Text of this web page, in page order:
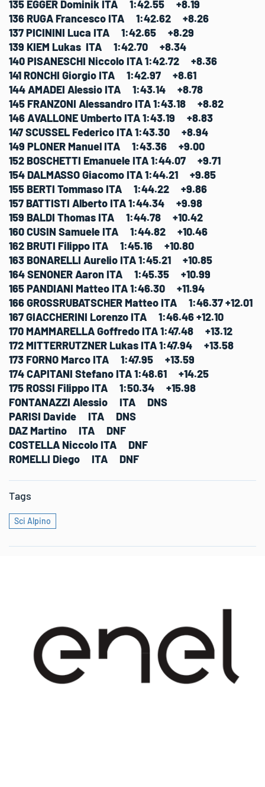
135 EGGER Dominik ITA 1:42.55 +8.19
136 RUGA Francesco ITA 1:42.62 +8.26
137 PICININI Luca ITA 1:42.65 +8.29
139 KIEM Lukas ITA 1:42.70 +8.34
140 PISANESCHI Niccolo ITA 1:42.72 +8.36
141 RONCHI Giorgio ITA 1:42.97 +8.61
144 AMADEI Alessio ITA 1:43.14 +8.78
145 FRANZONI Alessandro ITA 1:43.18 +8.82
146 AVALLONE Umberto ITA 1:43.19 +8.83
147 SCUSSEL Federico ITA 1:43.30 +8.94
149 PLONER Manuel ITA 1:43.36 +9.00
152 BOSCHETTI Emanuele ITA 1:44.07 +9.71
154 DALMASSO Giacomo ITA 1:44.21 +9.85
155 BERTI Tommaso ITA 1:44.22 +9.86
157 BATTISTI Alberto ITA 1:44.34 +9.98
159 BALDI Thomas ITA 1:44.78 +10.42
160 CUSIN Samuele ITA 1:44.82 +10.46
162 BRUTI Filippo ITA 1:45.16 +10.80
163 BONARELLI Aurelio ITA 1:45.21 +10.85
164 SENONER Aaron ITA 1:45.35 +10.99
165 PANDIANI Matteo ITA 1:46.30 +11.94
166 GROSSRUBATSCHER Matteo ITA 1:46.37 +12.01
167 GIACCHERINI Lorenzo ITA 1:46.46 +12.10
170 MAMMARELLA Goffredo ITA 1:47.48 +13.12
172 MITTERRUTZNER Lukas ITA 1:47.94 +13.58
173 FORNO Marco ITA 1:47.95 +13.59
174 CAPITANI Stefano ITA 1:48.61 +14.25
175 ROSSI Filippo ITA 1:50.34 +15.98
FONTANAZZI Alessio ITA DNS
PARISI Davide ITA DNS
DAZ Martino ITA DNF
COSTELLA Niccolo ITA DNF
ROMELLI Diego ITA DNF
Tags
Sci Alpino